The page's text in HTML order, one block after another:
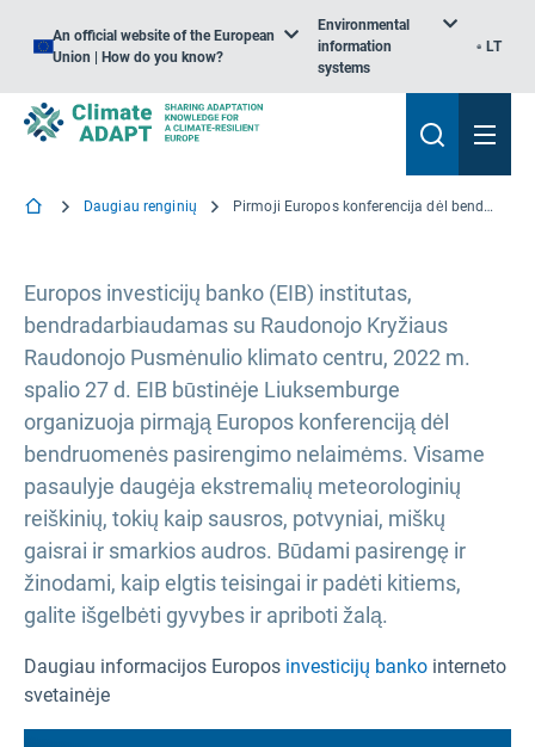
An official website of the European
Union | How do you know?
Environmental
information
systems
LT
Daugiau renginių Pirmoji Europos konferencija dėl bendruomenės pasirengimo nelaimėms
Europos investicijų banko (EIB) institutas,
bendradarbiaudamas su Raudonojo Kryžiaus
Raudonojo Pusmėnulio klimato centru, 2022 m.
spalio 27 d. EIB būstinėje Liuksemburge
organizuoja pirmąją Europos konferenciją dėl
bendruomenės pasirengimo nelaimėms. Visame
pasaulyje daugėja ekstremalių meteorologinių
reiškinių, tokių kaip sausros, potvyniai, miškų
gaisrai ir smarkios audros. Būdami pasirengę ir
žinodami, kaip elgtis teisingai ir padėti kitiems,
galite išgelbėti gyvybes ir apriboti žalą.
Daugiau informacijos Europos investicijų banko interneto
svetainėje